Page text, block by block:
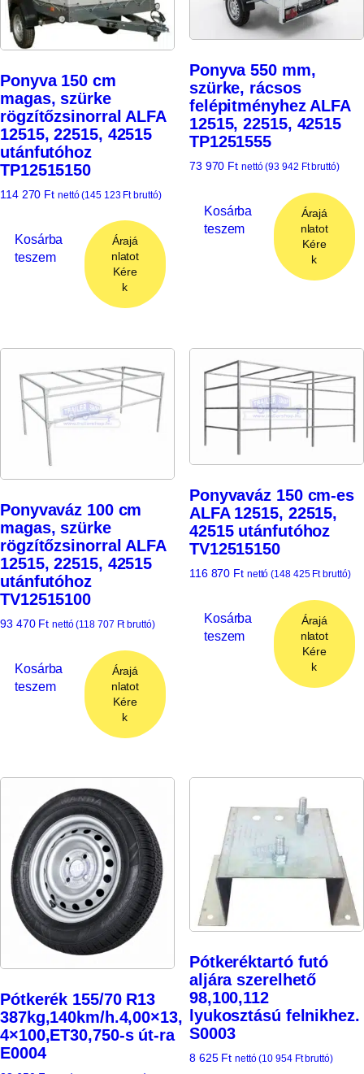
Ponyva 150 cm
magas, szürke
rögzítőzsinorral ALFA
12515, 22515, 42515
utánfutóhoz
TP12515150
114 270 Ft nettó (145 123 Ftbruttó)
Kosárba
teszem
Árajá
nlatot
Kére
k
Ponyva 550 mm,
szürke, rácsos
felépitményhez ALFA
12515, 22515, 42515
TP1251555
73 970 Ft nettó (93 942 Ftbruttó)
Kosárba
teszem
Árajá
nlatot
Kére
k
Ponyvaváz 100 cm
magas, szürke
rögzítőzsinorral ALFA
12515, 22515, 42515
utánfutóhoz
TV12515100
93 470 Ft nettó (118 707 Ftbruttó)
Kosárba
teszem
Árajá
nlatot
Kére
k
Ponyvaváz 150 cm-es
ALFA 12515, 22515,
42515 utánfutóhoz
TV12515150
116 870 Ft nettó (148 425 Ftbruttó)
Kosárba
teszem
Árajá
nlatot
Kére
k
Pótkerék 155/70 R13
387kg,140km/h.4,00×13,
4×100,ET30,750-s út-ra
E0004
Pótkeréktartó futó
aljára szerelhető
98,100,112
lyukosztású felnikhez.
S0003
8 625 Ft nettó (10 954 Ftbruttó)